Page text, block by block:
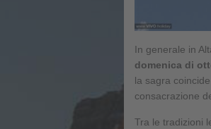
In generale in
domenica di
la sagra
consacrazione
Tra le tradizioni